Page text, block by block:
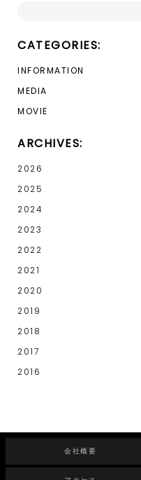
CATEGORIES:
INFORMATION
MEDIA
MOVIE
ARCHIVES:
2026
2025
2024
2023
2022
2021
2020
2019
2018
2017
2016
会社概要